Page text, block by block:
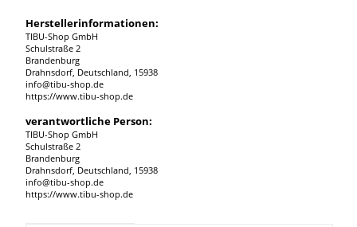
Herstellerinformationen:
TIBU-Shop GmbH
Schulstraße 2
Brandenburg
Drahnsdorf, Deutschland, 15938
info@tibu-shop.de
https://www.tibu-shop.de
verantwortliche Person:
TIBU-Shop GmbH
Schulstraße 2
Brandenburg
Drahnsdorf, Deutschland, 15938
info@tibu-shop.de
https://www.tibu-shop.de